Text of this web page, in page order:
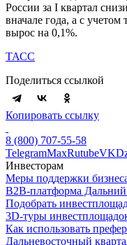
России за I квартал
вначале года, а с учетом
вырос на 0,1%.
ТАСС
Поделиться ссылкой
Копировать ссылку
8 (800) 707-55-58
TelegramMaxRutubeVK
Инвесторам
Меры поддержки
B2B-платформа
Подобрать
3D-туры
Как использовать
Дальневосточный